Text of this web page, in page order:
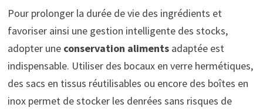
Pour prolonger la durée de vie des ingrédients et
favoriser ainsi une gestion intelligente des stocks,
adopter une conservation alimentsadaptée est
indispensable. Utiliser des bocaux en verre hermétiques,
des sacs en tissus réutilisables ou encore des boîtes en
inox permet de stocker les denrées sans risques de